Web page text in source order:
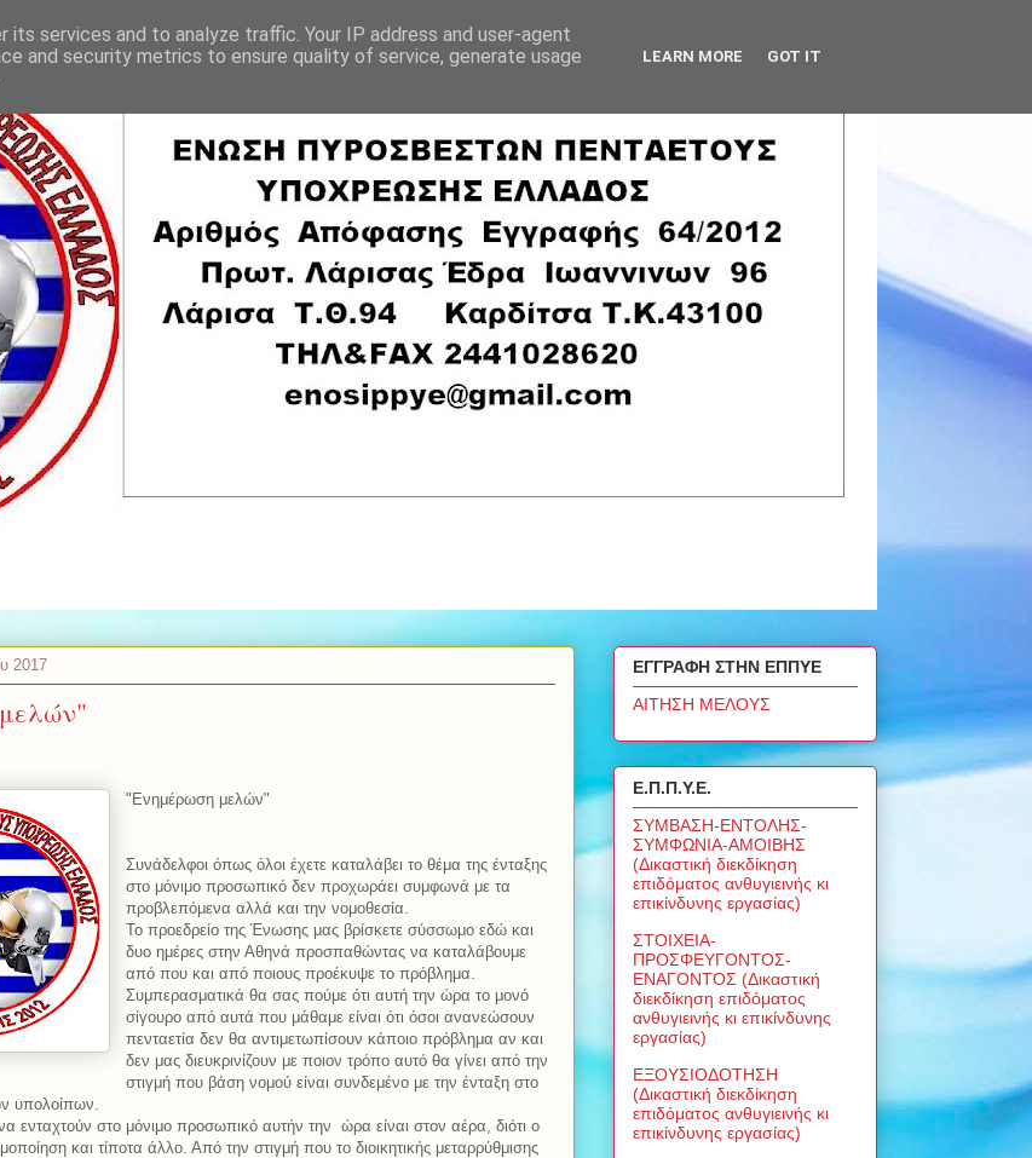
2017
"Ενημέρωση μελών"
Συνάδελφοι όπως όλοι έχετε καταλάβει το θέμα της ένταξης
στο μόνιμο προσωπικό δεν προχωράει συμφωνά με τα
προβλεπόμενα αλλά και την νομοθεσία.
Το προεδρείο της Ένωσης μας βρίσκετε σύσσωμο εδώ και
δυο ημέρες στην Αθηνά προσπαθώντας να καταλάβουμε
από που και από ποιους προέκυψε το πρόβλημα.
Συμπερασματικά θα σας πούμε ότι αυτή την ώρα το μονό
σίγουρο από αυτά που μάθαμε είναι ότι όσοι ανανεώσουν
πενταετία δεν θα αντιμετωπίσουν κάποιο πρόβλημα αν και
δεν μας διευκρινίζουν με ποιον τρόπο αυτό θα γίνει από την
στιγμή που βάση νομού είναι συνδεμένο με την ένταξη στο
υπολοίπων.
ενταχτούν στο μόνιμο προσωπικό αυτήν την ώρα είναι στον αέρα, διότι ο
και τίποτα άλλο. Από την στιγμή που το διοικητικής μεταρρύθμισης
ΕΓΓΡΑΦΗ ΣΤΗΝ ΕΠΠΥΕ
ΑΙΤΗΣΗ ΜΕΛΟΥΣ
Ε.Π.Π.Υ.Ε.
ΣΥΜΒΑΣΗ-ΕΝΤΟΛΗΣ-
ΣΥΜΦΩΝΙΑ-ΑΜΟΙΒΗΣ
(Δικαστική διεκδίκηση
επιδόματος ανθυγιεινής κι
επικίνδυνης εργασίας)
ΣΤΟΙΧΕΙΑ-
ΠΡΟΣΦΕΥΓΟΝΤΟΣ-
ΕΝΑΓΟΝΤΟΣ (Δικαστική
διεκδίκηση επιδόματος
ανθυγιεινής κι επικίνδυνης
εργασίας)
ΕΞΟΥΣΙΟΔΟΤΗΣΗ
(Δικαστική διεκδίκηση
επιδόματος ανθυγιεινής κι
επικίνδυνης εργασίας)
services and to analyze traffic. Your IP address and user-agent
and security metrics to ensure quality of service, generate usage
LEARN MORE GOT IT